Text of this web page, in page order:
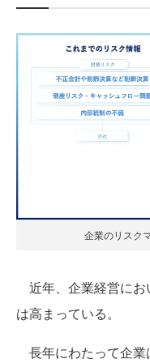
企業のリスク
近年、企業経営にお
は高まっている。
長年にわたって企業